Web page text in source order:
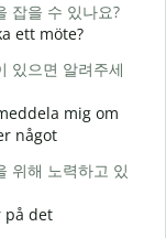
잡을 수 있나요?
ett möte?
있으면 알려주세
mig om
något
위해 노력하고 있
på det